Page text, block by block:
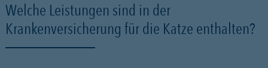
Welche Leistungen sind in der
Krankenversicherung für die Katze enthalten?